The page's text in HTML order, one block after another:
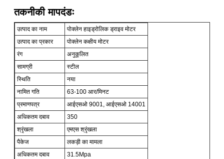
तकनीकी मापदंडः
उत्पाद का नाम
पोक्लेन हाइड्रोलिक ड्राइव मोटर
उत्पाद का प्रकार
पोक्लेन कक्षीय मोटर
रंग
अनुकूलित
सामग्री
स्टील
स्थिति
नया
नामित गति
63-100 आर/मिनट
प्रमाणपत्र
आईएसओ 9001, आईएसओ 14001
अधिकतम दबाव
350
श्रृंखला
एमएस श्रृंखला
पैकेज
लकड़ी का मामला
अधिकतम दबाव
31.5Mpa